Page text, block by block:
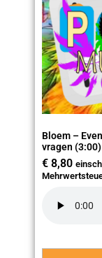
Bloem –
vragen (3:00)
€ 8,80